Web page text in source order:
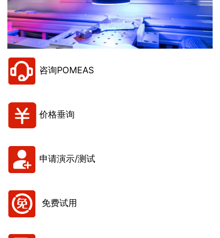
咨询POMEAS
价格垂询
申请演示/测试
免费试用